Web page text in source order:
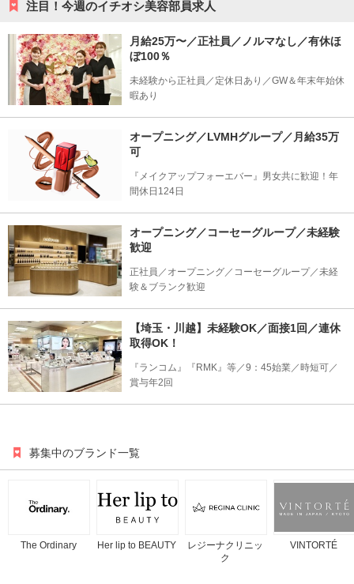
注目！今週のイチオシ美容部員求人
月給25万〜／正社員／ノルマなし／有休ほ
ぼ100％
未経験から正社員／定休日あり／GW＆年末年始休
暇あり
オープニング／LVMHグループ／月給35万
可
『メイクアップフォーエバー』男女共に歓迎！年
間休日124日
オープニング／コーセーグループ／未経験
歓迎
正社員／オープニング／コーセーグループ／未経
験＆ブランク歓迎
【埼玉・川越】未経験OK／面接1回／連休
取得OK！
『ランコム』『RMK』等／9：45始業／時短可／
賞与年2回
募集中のブランド一覧
The Ordinary Her lip to BEAUTY
レジーナクリニッ
ク
VINTORTÉ